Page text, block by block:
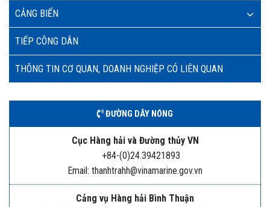
CẢNG BIỂN
TIẾP CÔNG DÂN
THÔNG TIN CƠ QUAN, DOANH NGHIỆP CÓ LIÊN QUAN
ĐƯỜNG DÂY NÓNG
Cục Hàng hải và Đường thủy VN
+84-(0)24.39421893
Email: thanhtrahh@vinamarine.gov.vn
Cảng vụ Hàng hải Bình Thuận